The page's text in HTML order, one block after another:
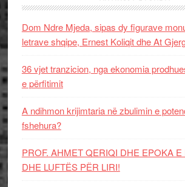
Dom Ndre Mjeda, sipas dy figurave
letrave shqipe, Ernest Koliqit dhe At
36 vjet tranzicion, nga ekonomia
e përfitimit
A ndihmon krijimtaria në zbulimin e
fshehura?
PROF. AHMET QERIQI DHE EPOKA
DHE LUFTЁS PЁR LIRI!